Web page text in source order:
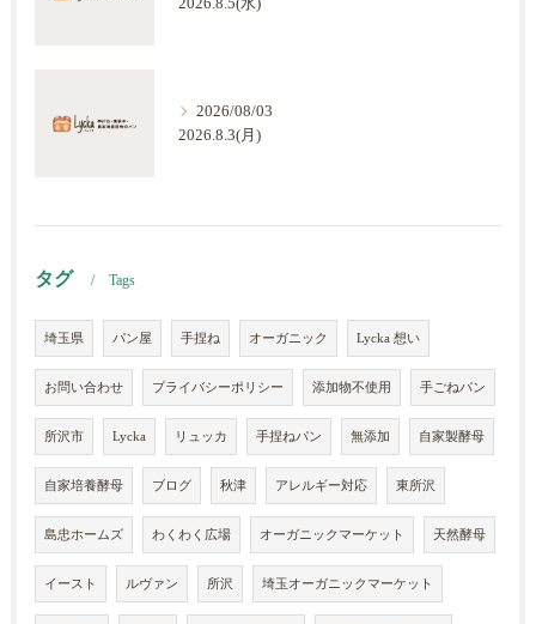
2026.8.5(水)
2026/08/03
2026.8.3(月)
タグ Tags
埼玉県 パン屋 手捏ね オーガニック Lycka 想い
お問い合わせ プライバシーポリシー 添加物不使用 手ごねパン
所沢市 Lycka リュッカ 手捏ねパン 無添加 自家製酵母
自家培養酵母 ブログ 秋津 アレルギー対応 東所沢
島忠ホームズ わくわく広場 オーガニックマーケット 天然酵母
イースト ルヴァン 所沢 埼玉オーガニックマーケット